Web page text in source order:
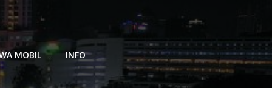
MOBIL INFO